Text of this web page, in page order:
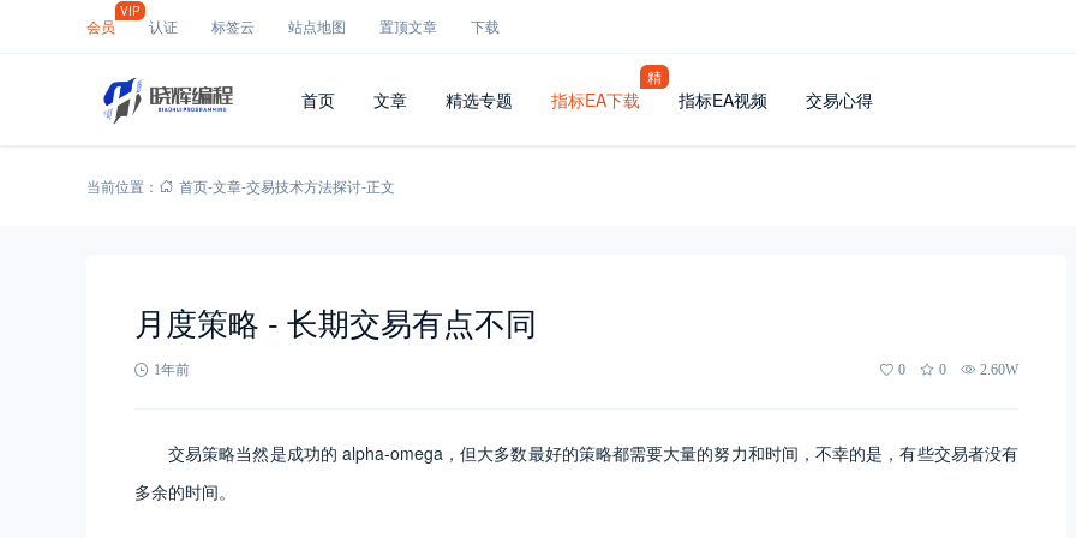
会员
VIP
认证 标签云 站点地图 置顶文章 下载
首页 文章 精选专题 指标EA下载
精
指标EA视频 交易心得
当前位置： 首页-文章-交易技术方法探讨-正文
月度策略 - 长期交易有点不同
1年前 0 0 2.60W
交易策略当然是成功的 alpha-omega，但大多数最好的策略都需要大量的努力和时间，不幸的是，有些交易者没有
多余的时间。